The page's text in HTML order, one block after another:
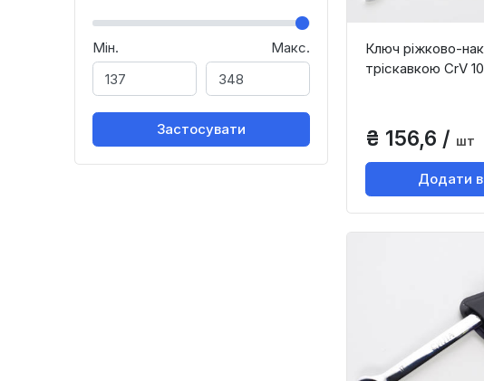
Мін. Макс.
Застосувати
Ключ ріжково-
тріскавкою CrV
₴ 156,6 / шт
Додати